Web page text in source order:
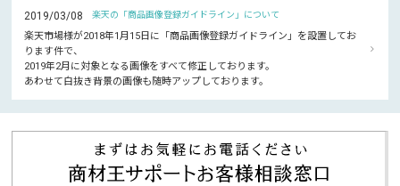
2019/03/08 楽天の「商品画像登録ガイドライン」について
楽天市場様が2018年1月15日に「商品画像登録ガイドライン」を設置してお
ります件で、
2019年2月に対象となる画像をすべて修正しております。
あわせて白抜き背景の画像も随時アップしております。